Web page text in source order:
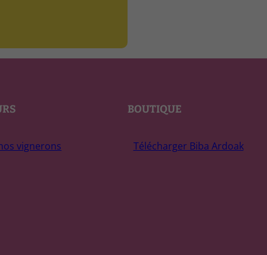
vignerons
BOUTIQUE
Télécharger Biba Ardoak